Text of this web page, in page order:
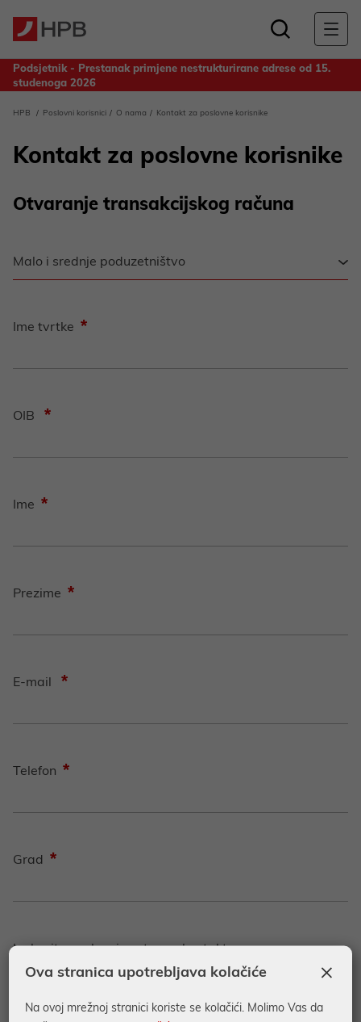
Podsjetnik - Prestanak primjene nestrukturirane adrese od 15.
studenoga 2026
ostvarene u 2025. godini
HPB Poslovni korisnici O nama Kontakt za poslovne korisnike
Kontakt za poslovne korisnike
Otvaranje transakcijskog računa
Ime tvrtke *
OIB *
Ime *
Prezime *
E-mail *
Telefon *
Grad *
Vaša poruka *
×
Ova stranica upotrebljava kolačiće
Na ovoj mrežnoj stranici koriste se kolačići. Molimo Vas da